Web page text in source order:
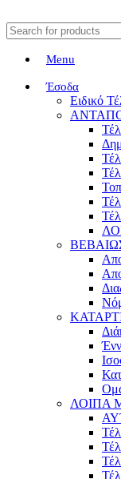
Menu
Έσοδα
Ειδικό
ΛΟΙΠΑ